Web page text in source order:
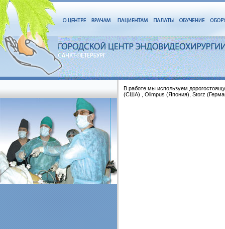
В работе мы используем
(США) , Olimpus (Япония), Storz